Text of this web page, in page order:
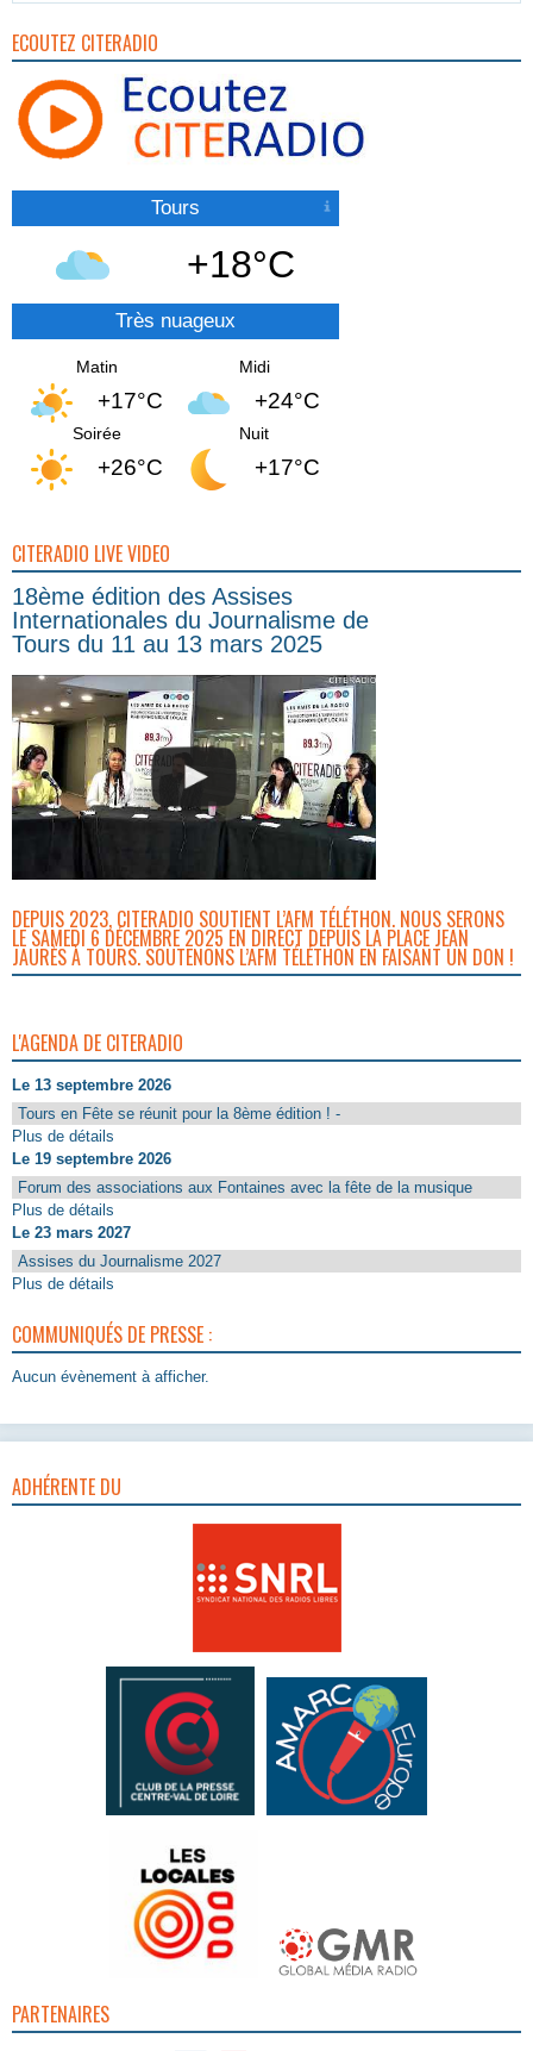
ECOUTEZ CITERADIO
Tours
+18°C
Très nuageux
Matin
+17°C
Midi
+24°C
Soirée
+26°C
Nuit
+17°C
CITERADIO LIVE VIDEO
18ème édition des Assises
Internationales du Journalisme de
Tours du 11 au 13 mars 2025
DEPUIS 2023, CITERADIO SOUTIENT L’AFM TÉLÉTHON. NOUS SERONS
LE SAMEDI 6 DÉCEMBRE 2025 EN DIRECT DEPUIS LA PLACE JEAN
JAURÈS À TOURS. SOUTENONS L’AFM TÉLÉTHON EN FAISANT UN DON !
L'AGENDA DE CITERADIO
Le 13 septembre 2026
Tours en Fête se réunit pour la 8ème édition ! -
Plus de détails
Le 19 septembre 2026
Forum des associations aux Fontaines avec la fête de la musique
Plus de détails
Le 23 mars 2027
Assises du Journalisme 2027
Plus de détails
COMMUNIQUÉS DE PRESSE :
Aucun évènement à afficher.
ADHÉRENTE DU
PARTENAIRES